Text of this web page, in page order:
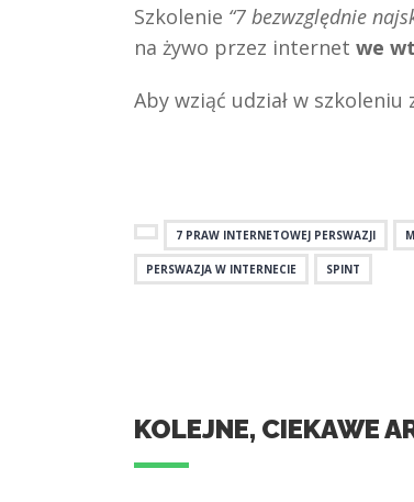
Szkolenie “7 bezwzględnie
na żywo przez internet we
Aby wziąć udział w
7 PRAW INTERNETOWEJ PERSWAZJI
PERSWAZJA W INTERNECIE SPINT
KOLEJNE, CIEKAWE